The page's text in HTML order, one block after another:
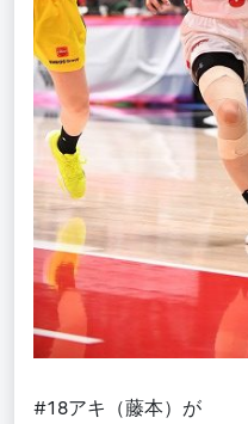
#18アキ（藤本）が